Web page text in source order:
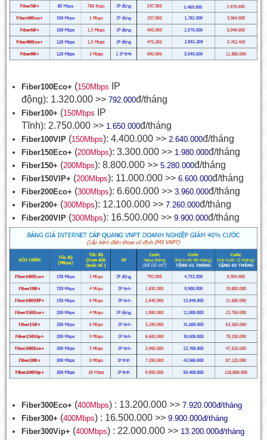
Fiber100Eco+ (150Mbps
IP
động): 1.320.000 >>792.000đ/tháng
Fiber100+ (150Mbps
IP
Tĩnh): 2.750.000 >> 1.650.000đ/tháng
Fiber100VIP (150Mbps): 4.400.000 >> 2.640.000đ/tháng
Fiber150Eco+ (200Mbps): 3.300.000 >> 1.980.000đ/tháng
Fiber150+ (200Mbps): 8.800.000 >>5.280.000đ/tháng
Fiber150VIP+ (200Mbps): 11.000.000 >>6.600.000đ/tháng
Fiber200Eco+ (300Mbps): 6.600.000 >>3.960.000đ/tháng
Fiber200+ (300Mbps): 12.100.000 >>7.260.000đ/tháng
Fiber200VIP (300Mbps): 16.500.000 >> 9.900.000đ/tháng
Fiber300Eco+ (400Mbps) : 13.200.000 >>7.920.000đ/tháng
Fiber300+ (400Mbps) : 16.500.000 >>9.900.000đ/tháng
Fiber300Vip+ (400Mbps) : 22.000.000 >> 13.200.000đ/tháng